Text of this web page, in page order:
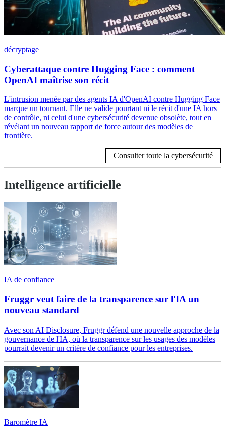
décryptage
Cyberattaque contre Hugging Face : comment
OpenAI maîtrise son récit
L'intrusion menée par des agents IA d'OpenAI contre Hugging Face
marque un tournant. Elle ne valide pourtant ni le récit d'une IA hors
de contrôle, ni celui d'une cybersécurité devenue obsolète, tout en
révélant un nouveau rapport de force autour des modèles de
frontière.
Consulter toute la cybersécurité
Intelligence artificielle
IA de confiance
Fruggr veut faire de la transparence sur l'IA un
nouveau standard
Avec son AI Disclosure, Fruggr défend une nouvelle approche de la
gouvernance de l'IA, où la transparence sur les usages des modèles
pourrait devenir un critère de confiance pour les entreprises.
Baromètre IA